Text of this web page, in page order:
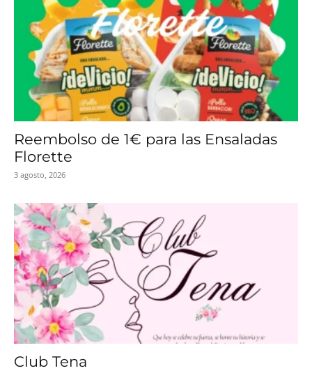
Reembolso de 1€ para las Ensaladas
Florette
3 agosto, 2026
Club Tena